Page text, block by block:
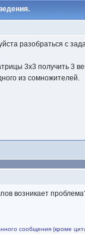
разобраться с
3х3 получить 3
из сомножителей.
возникает
сообщения (кроме